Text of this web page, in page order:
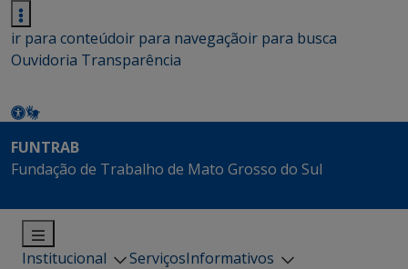
ir para conteúdoir para navegaçãoir para busca
Ouvidoria Transparência
FUNTRAB
Fundação de Trabalho de Mato Grosso do Sul
Institucional ServiçosInformativos